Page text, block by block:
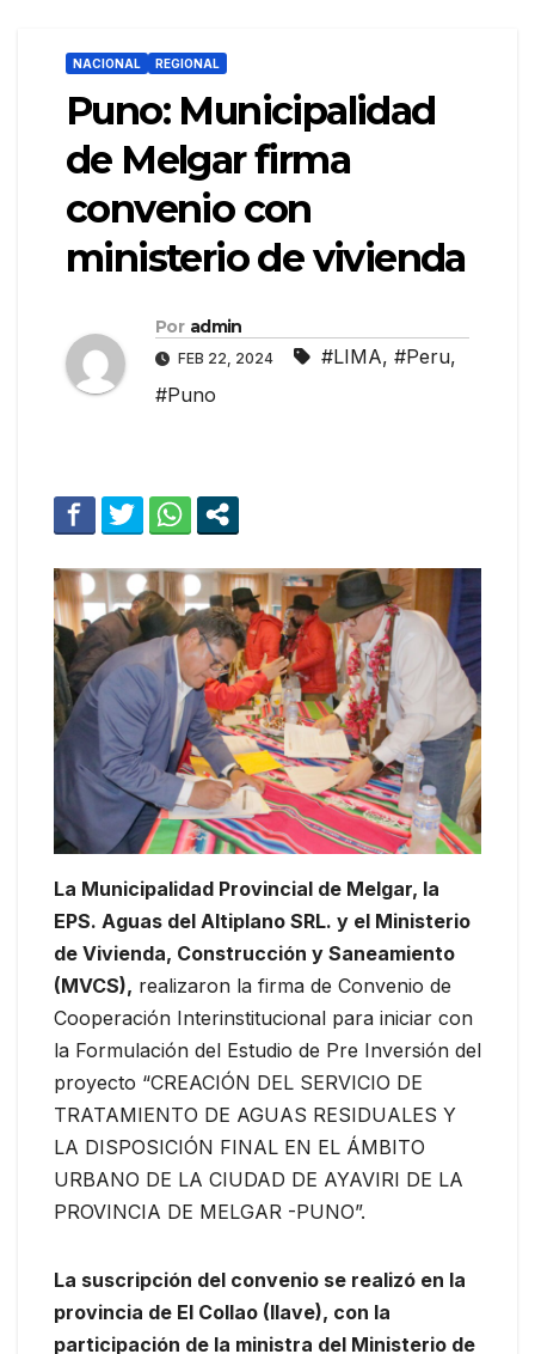
NACIONAL REGIONAL
Puno: Municipalidad
de Melgar firma
convenio con
ministerio de vivienda
Por admin
FEB 22, 2024 #LIMA, #Peru,
#Puno
La Municipalidad Provincial de Melgar, la
EPS. Aguas del Altiplano SRL. y el Ministerio
de Vivienda, Construcción y Saneamiento
(MVCS), realizaron la firma de Convenio de
Cooperación Interinstitucional para iniciar con
la Formulación del Estudio de Pre Inversión del
proyecto “CREACIÓN DEL SERVICIO DE
TRATAMIENTO DE AGUAS RESIDUALES Y
LA DISPOSICIÓN FINAL EN EL ÁMBITO
URBANO DE LA CIUDAD DE AYAVIRI DE LA
PROVINCIA DE MELGAR -PUNO”.
La suscripción del convenio se realizó en la
provincia de El Collao (Ilave), con la
participación de la ministra del Ministerio de